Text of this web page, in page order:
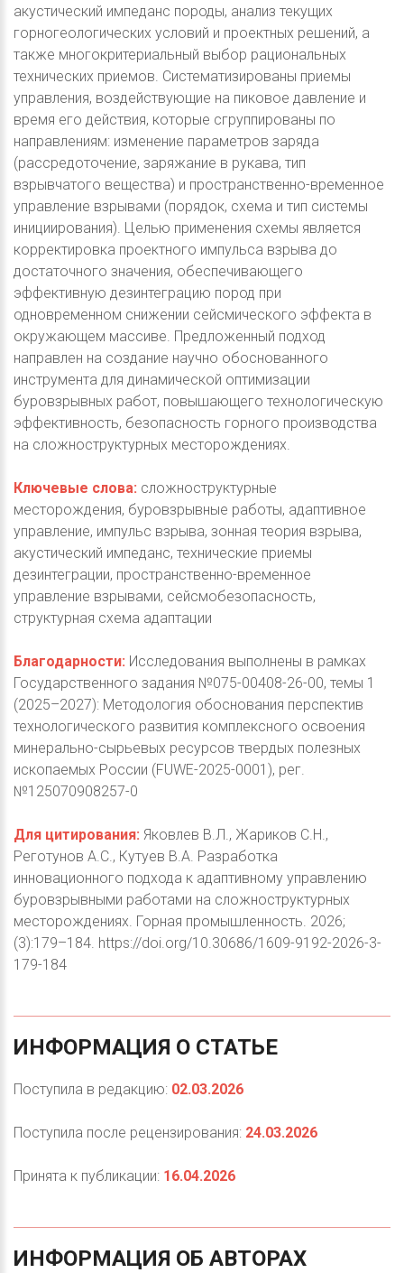
акустический импеданс породы, анализ текущих
горногеологических условий и проектных решений, а
также многокритериальный выбор рациональных
технических приемов. Систематизированы приемы
управления, воздействующие на пиковое давление и
время его действия, которые сгруппированы по
направлениям: изменение параметров заряда
(рассредоточение, заряжание в рукава, тип
взрывчатого вещества) и пространственно-временное
управление взрывами (порядок, схема и тип системы
инициирования). Целью применения схемы является
корректировка проектного импульса взрыва до
достаточного значения, обеспечивающего
эффективную дезинтеграцию пород при
одновременном снижении сейсмического эффекта в
окружающем массиве. Предложенный подход
направлен на создание научно обоснованного
инструмента для динамической оптимизации
буровзрывных работ, повышающего технологическую
эффективность, безопасность горного производства
на сложноструктурных месторождениях.
Ключевые слова: сложноструктурные
месторождения, буровзрывные работы, адаптивное
управление, импульс взрыва, зонная теория взрыва,
акустический импеданс, технические приемы
дезинтеграции, пространственно-временное
управление взрывами, сейсмобезопасность,
структурная схема адаптации
Благодарности: Исследования выполнены в рамках
Государственного задания №075-00408-26-00, темы 1
(2025–2027): Методология обоснования перспектив
технологического развития комплексного освоения
минерально-сырьевых ресурсов твердых полезных
ископаемых России (FUWE-2025-0001), рег.
№125070908257-0
Для цитирования: Яковлев В.Л., Жариков С.Н.,
Реготунов А.С., Кутуев В.А. Разработка
инновационного подхода к адаптивному управлению
буровзрывными работами на сложноструктурных
месторождениях. Горная промышленность. 2026;
(3):179–184. https://doi.org/10.30686/1609-9192-2026-3-
179-184
ИНФОРМАЦИЯ О СТАТЬЕ
Поступила в редакцию: 02.03.2026
Поступила после рецензирования: 24.03.2026
Принята к публикации: 16.04.2026
ИНФОРМАЦИЯ ОБ АВТОРАХ